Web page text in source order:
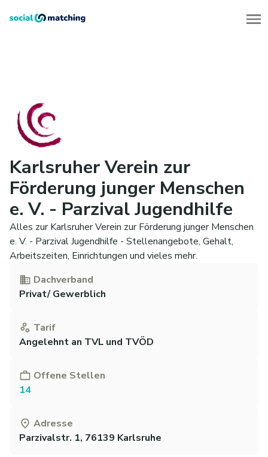
Karlsruher Verein zur
Förderung junger Menschen
e. V. - Parzival Jugendhilfe
Alles zur Karlsruher Verein zur Förderung junger Menschen
e. V. - Parzival Jugendhilfe - Stellenangebote, Gehalt,
Arbeitszeiten, Einrichtungen und vieles mehr.
Dachverband
Privat/ Gewerblich
Tarif
Angelehnt an TVL und TVÖD
Offene Stellen
14
Adresse
Parzivalstr. 1, 76139 Karlsruhe